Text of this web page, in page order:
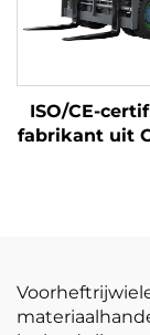
ISO/CE-
fabrikant uit